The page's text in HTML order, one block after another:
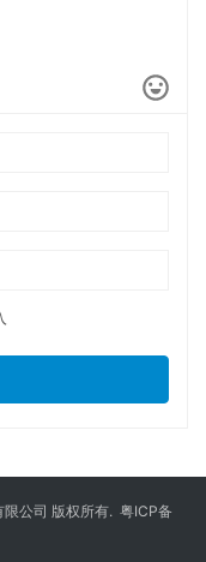
公司 版权所有. 粤ICP备